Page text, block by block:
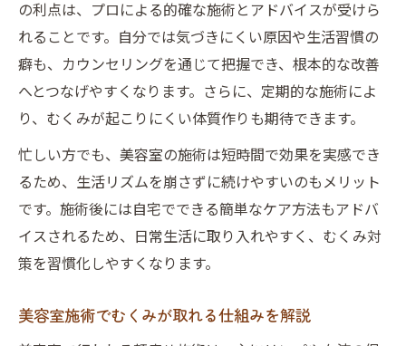
の利点は、プロによる的確な施術とアドバイスが受けら
れることです。自分では気づきにくい原因や生活習慣の
癖も、カウンセリングを通じて把握でき、根本的な改善
へとつなげやすくなります。さらに、定期的な施術によ
り、むくみが起こりにくい体質作りも期待できます。
忙しい方でも、美容室の施術は短時間で効果を実感でき
るため、生活リズムを崩さずに続けやすいのもメリット
です。施術後には自宅でできる簡単なケア方法もアドバ
イスされるため、日常生活に取り入れやすく、むくみ対
策を習慣化しやすくなります。
美容室施術でむくみが取れる仕組みを解説